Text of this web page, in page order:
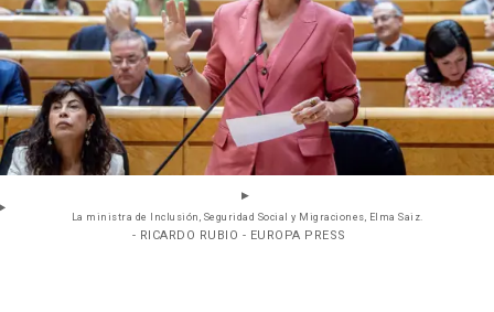
La ministra de Inclusión, Seguridad Social y Migraciones, Elma Saiz.
- RICARDO RUBIO - EUROPA PRESS